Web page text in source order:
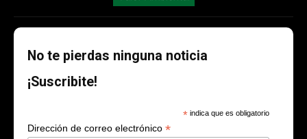
No te pierdas ninguna noticia
¡Suscribite!
* indica que es obligatorio
Dirección de correo electrónico *